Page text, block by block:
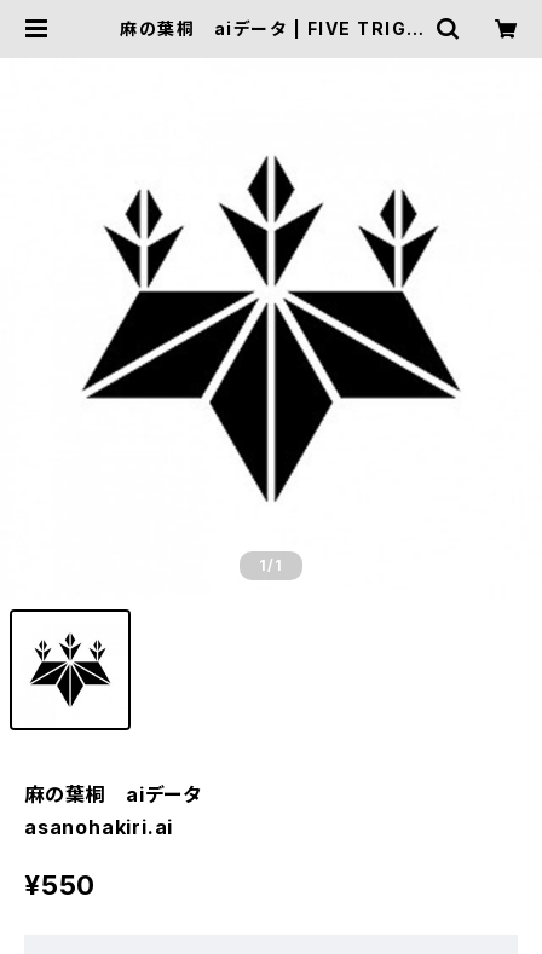
麻の葉桐 aiデータ | FIVE TRIGG
1 /1
麻の葉桐 aiデータ
asanohakiri.ai
¥550